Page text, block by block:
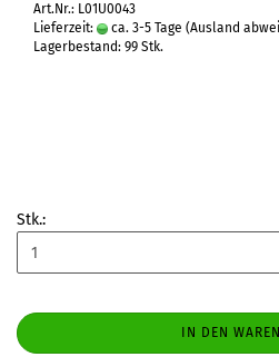
Art.Nr.: L01U0043
Lieferzeit:
ca. 3-5 Tage (Ausland
Lagerbestand: 99 Stk.
Stk.:
IN DEN